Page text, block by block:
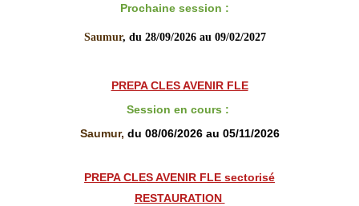
Prochaine session :
Saumur, du 28/09/2026 au 09/02/2027
PREPA CLES AVENIR FLE
Session en cours :
Saumur, du 08/06/2026 au 05/11/2026
PREPA CLES AVENIR FLE sectorisé
RESTAURATION